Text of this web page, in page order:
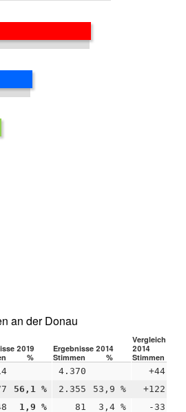
an der Donau
2019 Ergebnisse 2014
Vergleich
2014
% Stimmen % Stimmen
4.370 +44
56,1 % 2.355 53,9 % +122
1,9 % 81 3,4 % -33